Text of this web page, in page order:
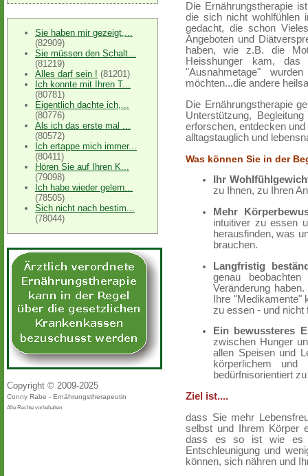
Sie haben mir gezeigt,...
(82909)
Sie müssen den Schalt...
(81219)
Alles darf sein ! (81201)
Ich konnte mit Ihren T...
(80781)
Eigentlich dachte ich,...
(80776)
Als ich das erste mal ...
(80572)
Ich ertappe mich immer...
(80411)
Hören Sie auf Ihren K...
(79098)
Ich habe wieder gelern...
(78505)
Sich nicht nach bestim...
(78044)
Copyright © 2009-2025
Conny Rabe - Ernährungstherapeutin
Alle Rechte vorbehalten
Die Ernährungstherapie
die sich nicht wohlfühlen
gedacht, die schon
Angeboten und
haben, wie z.B. die
Heisshunger kam,
"Ausnahmetage"
möchten...die andere
Die Ernährungstherapie
Unterstützung,
erforschen, entdecken
alltagstauglich und
Was können Sie in der
Ihr
zu Ihnen, zu Ihren
Mehr
intuitiver zu essen
herausfinden, was
brauchen.
Langfristig
genau
Veränderung
Ihre "Medikamente"
zu essen - und nicht
Ein bewussteres
zwischen Hunger
allen Speisen und
körperlichem
bedürfnisorientiert
Ziel ist....
dass Sie mehr
selbst und Ihrem Körper
dass es so ist wie es
Entschleunigung und
können, sich nähren und